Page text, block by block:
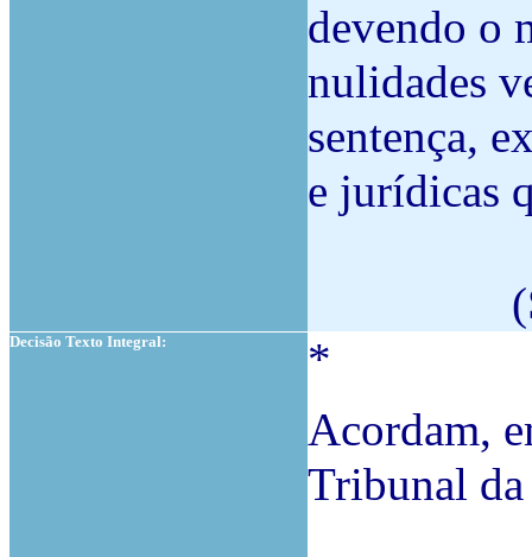
devendo o
nulidades
sentença,
e jurídicas
Decisão Texto Integral:
*
Acordam,
Tribunal